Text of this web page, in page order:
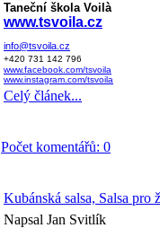
Taneční škola Voilà
www.tsvoila.cz
info@tsvoila.cz
+420 731 142 796
www.facebook.com/tsvoila
www.instagram.com/tsvoila
Celý článek...
Počet komentářů: 0
Kubánská salsa, Salsa pro
Napsal Jan Svitlík